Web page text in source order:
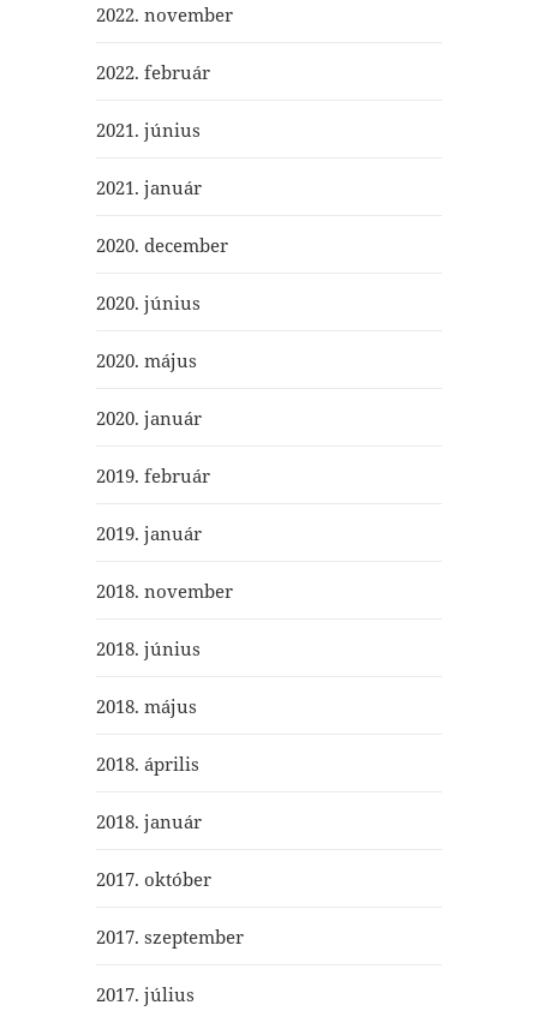
2022. november
2022. február
2021. június
2021. január
2020. december
2020. június
2020. május
2020. január
2019. február
2019. január
2018. november
2018. június
2018. május
2018. április
2018. január
2017. október
2017. szeptember
2017. július